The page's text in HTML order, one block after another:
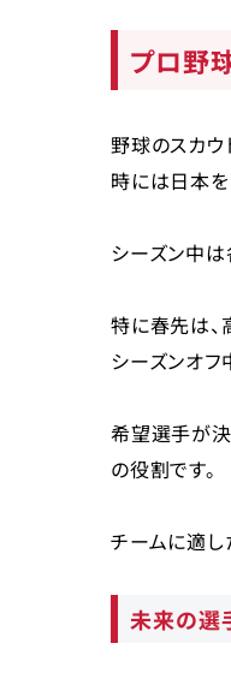
プロ野
野球のスカウ
時には日本を
シーズン中は
特に春先は、
シーズンオフ
希望選手が
の役割です。
チームに適し
未来の選